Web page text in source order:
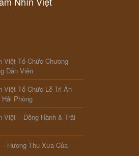
Việt Tổ Chức Chương
Dẫn Viên
Việt Tổ Chức Lễ Tri Ân
Hải Phòng
Việt – Đồng Hành & Trải
Hương Thu Xưa Của